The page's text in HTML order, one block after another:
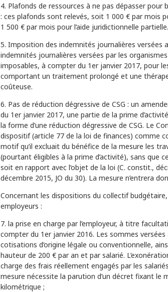
4. Plafonds de ressources à ne pas dépasser pour
: ces plafonds sont relevés, soit 1 000 € par mois
1 500 € par mois pour l’aide juridictionnelle partielle.
5. Imposition des indemnités journalières versées
indemnités journalières versées par les
imposables, à compter du 1er janvier 2017, pour
comportant un traitement prolongé et une
coûteuse.
6. Pas de réduction dégressive de CSG : un
du 1er janvier 2017, une partie de la prime
la forme d’une réduction dégressive de CSG. Le
dispositif (article 77 de la loi de finances) comme
motif qu’il excluait du bénéfice de la mesure les
(pourtant éligibles à la prime d’activité), sans que
soit en rapport avec l’objet de la loi (C. constit.,
décembre 2015, JO du 30). La mesure n’entrera
Concernant les dispositions du collectif
employeurs :
7. la prise en charge par l’employeur, à titre
compter du 1er janvier 2016. Les sommes
cotisations d’origine légale ou conventionnelle,
hauteur de 200 € par an et par salarié.
charge des frais réellement engagés par les
mesure nécessite la parution d’un décret fixant le
kilométrique ;